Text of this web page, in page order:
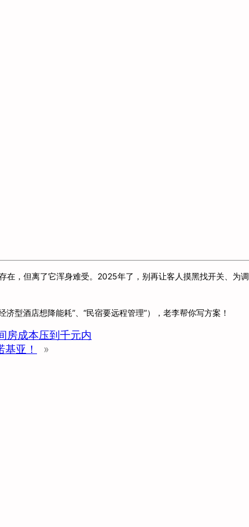
，但离了它浑身难受。2025年了，别再让客人摸黑找开关、为调
经济型酒店想降能耗”、“民宿要远程管理”），老李帮你写方案！
房成本压到千元内
亚！ »